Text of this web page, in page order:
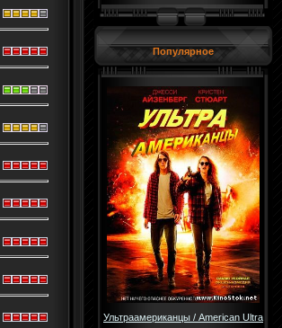
Популярное
Ультраамериканцы / American Ultra